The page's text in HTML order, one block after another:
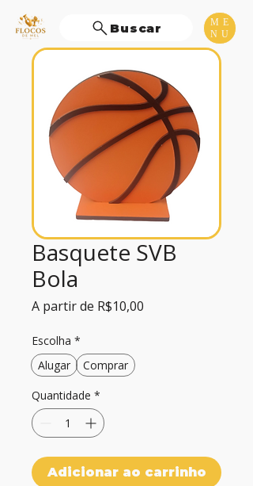
ME
NU
Buscar
Basquete SVB
Bola
A partir de R$10,00
Escolha *
Alugar
Comprar
Quantidade *
Adicionar ao carrinho